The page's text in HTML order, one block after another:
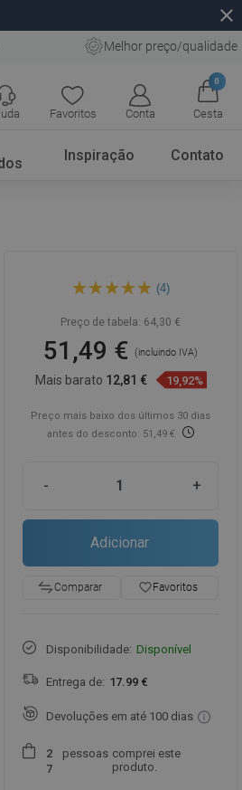
close
Melhor preço/qualidade
Favoritos Conta
0
Cesta
Inspiração Contato
escoamento linear 60 cm,
(4)
Preço de tabela: 64,30 €
51,49 €(incluindo IVA)
Mais barato 12,81 € 19,92%
Preço mais baixo dos últimos 30 dias
antes do desconto: 51,49 €
- +
Adicionar
Comparar favorite_borderFavoritos
Disponibilidade: Disponível
Entrega de: 17.99 €
Devoluções em até 100 dias
2
7
pessoas comprei este
produto.